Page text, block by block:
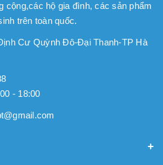
cộng,các hộ gia đình, các sản phẩm
trên toàn quốc.
Cư Quỳnh Đô-Đại Thanh-TP Hà
- 18:00